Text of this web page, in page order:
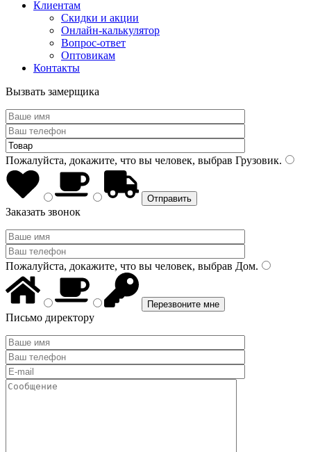
Клиентам
Скидки и акции
Онлайн-калькулятор
Вопрос-ответ
Оптовикам
Контакты
Вызвать замерщика
Пожалуйста, докажите, что вы человек, выбрав Грузовик.
Заказать звонок
Пожалуйста, докажите, что вы человек, выбрав Дом.
Письмо директору